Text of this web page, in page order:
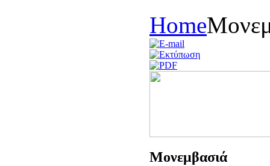
Home
Μονεμβασιά